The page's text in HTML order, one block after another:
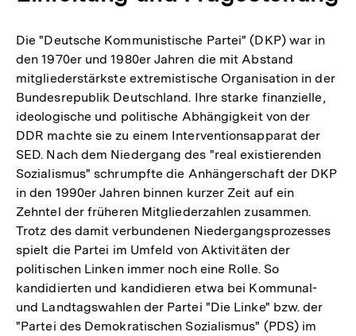
Die "Deutsche Kommunistische Partei" (DKP) war in
den 1970er und 1980er Jahren die mit Abstand
mitgliederstärkste extremistische Organisation in der
Bundesrepublik Deutschland. Ihre starke finanzielle,
ideologische und politische Abhängigkeit von der
DDR machte sie zu einem Interventionsapparat der
SED. Nach dem Niedergang des "real existierenden
Sozialismus" schrumpfte die Anhängerschaft der DKP
in den 1990er Jahren binnen kurzer Zeit auf ein
Zehntel der früheren Mitgliederzahlen zusammen.
Trotz des damit verbundenen Niedergangsprozesses
spielt die Partei im Umfeld von Aktivitäten der
politischen Linken immer noch eine Rolle. So
kandidierten und kandidieren etwa bei Kommunal-
und Landtagswahlen der Partei "Die Linke" bzw. der
"Partei des Demokratischen Sozialismus" (PDS) im